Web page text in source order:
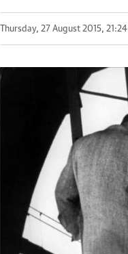
Thursday, 27 August 2015, 21:24